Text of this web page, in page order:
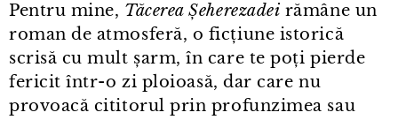
Pentru mine, Tăcerea Șeherezadei rămâne un
roman de atmosferă, o ficțiune istorică
scrisă cu mult șarm, în care te poți pierde
fericit într⁠-⁠o zi ploioasă, dar care nu
provoacă cititorul prin profunzimea sau